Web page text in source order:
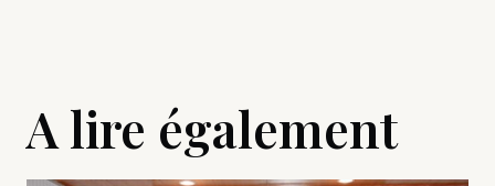
A lire également